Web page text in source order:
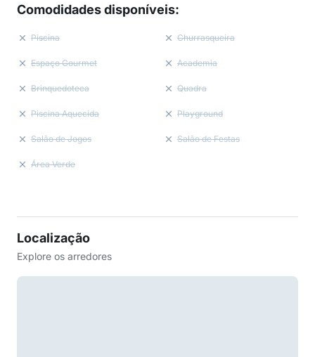
Comodidades disponíveis:
Piscina Churrasqueira
Espaço Gourmet Academia
Brinquedoteca Quadra
Piscina Aquecida Playground
Salão de Jogos Salão de Festas
Área Verde
Localização
Explore os arredores